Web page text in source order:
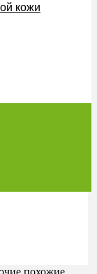
кожи
из
похожие